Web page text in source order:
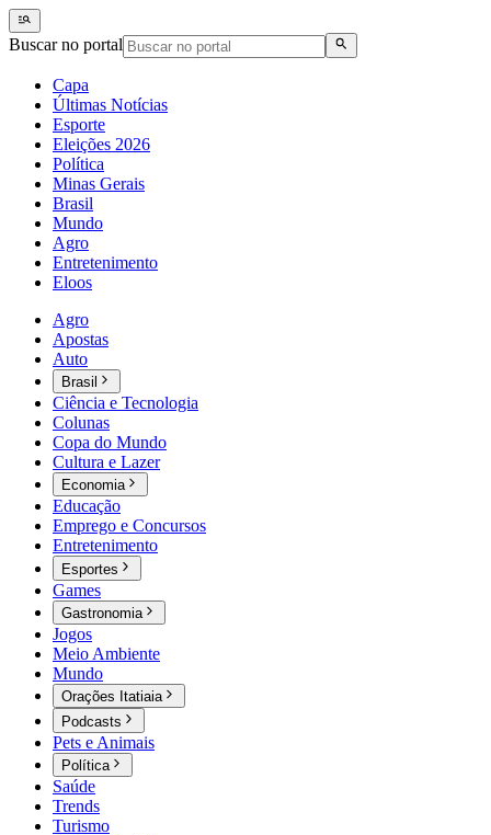
Buscar no portal
Capa
Últimas Notícias
Esporte
Eleições 2026
Política
Minas Gerais
Brasil
Mundo
Agro
Entretenimento
Eloos
Agro
Apostas
Auto
Brasil
Ciência e Tecnologia
Colunas
Copa do Mundo
Cultura e Lazer
Economia
Educação
Emprego e Concursos
Entretenimento
Esportes
Games
Gastronomia
Jogos
Meio Ambiente
Mundo
Orações Itatiaia
Podcasts
Pets e Animais
Política
Saúde
Trends
Turismo